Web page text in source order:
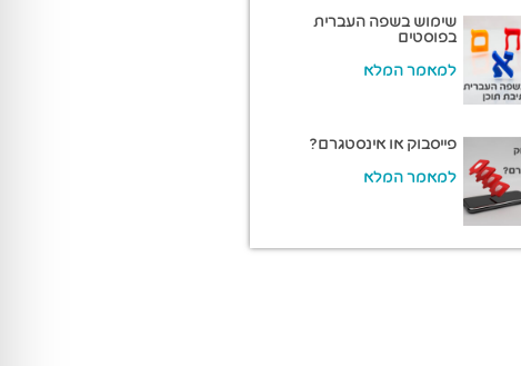
שימוש בשפה העברית
בפוסטים
למאמר המלא
פייסבוק או אינסטגרם?
למאמר המלא